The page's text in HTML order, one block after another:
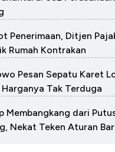
Penerimaan, Ditjen
Rumah Kontrakan
Pesan Sepatu Karet
Harganya Tak Terduga
Membangkang dari
Nekat Teken Aturan